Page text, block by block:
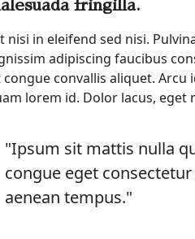
fringilla.
nisi in eleifend sed nisi.
adipiscing faucibus
congue convallis aliquet.
lorem id. Dolor lacus,
"Ipsum sit mattis nulla
congue eget
aenean tempus."